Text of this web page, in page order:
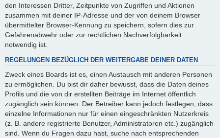
den Interessen Dritter, Zeitpunkte von Zugriffen und Aktionen
zusammen mit deiner IP-Adresse und der von deinem Browser
übermittelter Browser-Kennung zu speichern, sofern dies zur
Gefahrenabwehr oder zur rechtlichen Nachverfolgbarkeit
notwendig ist.
REGELUNGEN BEZÜGLICH DER WEITERGABE DEINER DATEN
Zweck eines Boards ist es, einen Austausch mit anderen Personen
zu ermöglichen. Du bist dir daher bewusst, dass die Daten deines
Profils und die von dir erstellten Beiträge im Internet öffentlich
zugänglich sein können. Der Betreiber kann jedoch festlegen, dass
einzelne Informationen nur für einen eingeschränkten Nutzerkreis
(z. B. andere registrierte Benutzer, Administratoren etc.) zugänglich
sind. Wenn du Fragen dazu hast, suche nach entsprechenden